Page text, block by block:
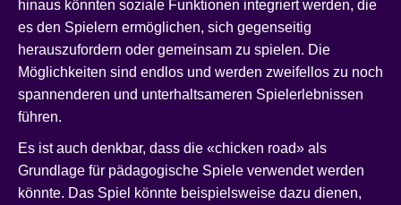
hinaus könnten soziale Funktionen integriert werden, die
es den Spielern ermöglichen, sich gegenseitig
herauszufordern oder gemeinsam zu spielen. Die
Möglichkeiten sind endlos und werden zweifellos zu noch
spannenderen und unterhaltsameren Spielerlebnissen
führen.
Es ist auch denkbar, dass die «chicken road» als
Grundlage für pädagogische Spiele verwendet werden
könnte. Das Spiel könnte beispielsweise dazu dienen,